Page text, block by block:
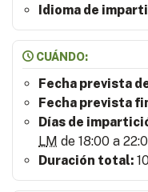
Idioma de
CUÁNDO:
Fecha prevista
Fecha prevista
Días de
LM de 18:00 a
Duración total: